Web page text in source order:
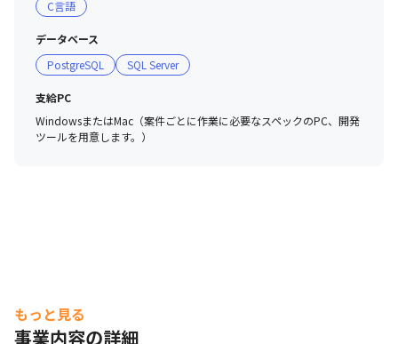
C言語
データベース
PostgreSQL
SQL Server
支給PC
WindowsまたはMac（案件ごとに作業に必要なスペックのPC、開発
ツールを用意します。）
もっと見る
事業内容の詳細